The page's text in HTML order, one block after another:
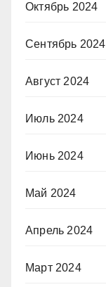
Октябрь 2024
Сентябрь 2024
Август 2024
Июль 2024
Июнь 2024
Май 2024
Апрель 2024
Март 2024